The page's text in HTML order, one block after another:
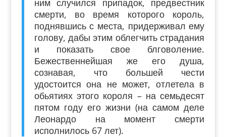
ним случился припадок, предвестник
смерти, во время которого король,
поднявшись с места, придерживал ему
голову, дабы этим облегчить страдания
и показать свое блговоление.
Бежественнейшая же его душа,
сознавая, что большей чести
удостоится она не может, отлетела в
обьятиях этого короля – на семьдесят
пятом году его жизни (на самом деле
Леонардо на момент смерти
исполнилось 67 лет).